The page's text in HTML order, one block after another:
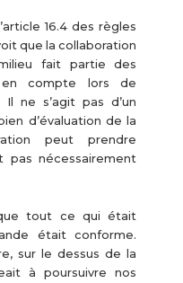
16.4 des règles
que la collaboration
fait partie des
en compte lors de
Il ne s’agit pas d’un
d’évaluation de la
peut prendre
pas nécessairement
tout ce qui était
était conforme.
sur le dessus de la
à poursuivre nos